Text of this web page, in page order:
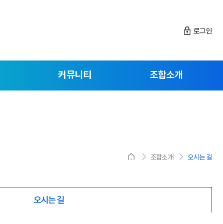
커뮤니티 조합소개
로그인
조합소개 오시는 길
오시는 길